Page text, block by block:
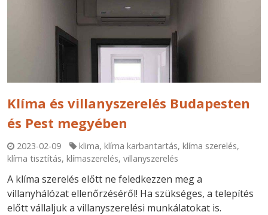
Klíma és villanyszerelés Budapesten
és Pest megyében
2023-02-09 klima,klíma karbantartás,klíma szerelés,
klíma tisztítás, klímaszerelés, villanyszerelés
A klíma szerelés előtt ne feledkezzen meg a
villanyhálózat ellenőrzéséről! Ha szükséges, a telepítés
előtt vállaljuk a villanyszerelési munkálatokat is.